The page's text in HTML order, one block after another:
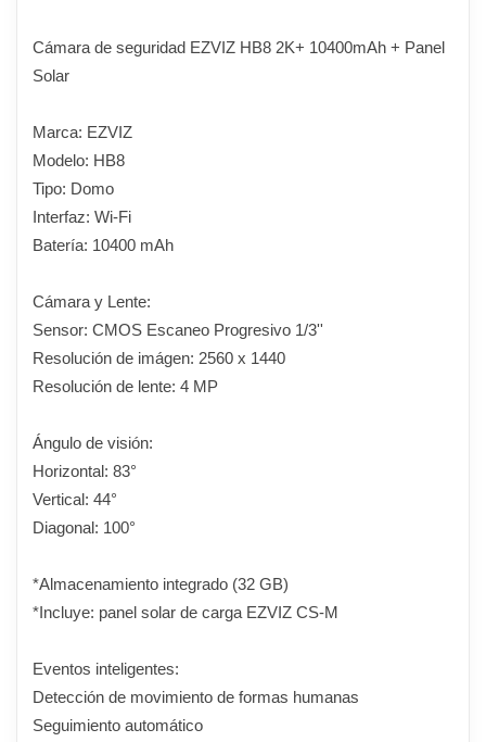
Cámara de seguridad EZVIZ HB8 2K+ 10400mAh + Panel
Solar
Marca: EZVIZ
Modelo: HB8
Tipo: Domo
Interfaz: Wi-Fi
Batería: 10400 mAh
Cámara y Lente:
Sensor: CMOS Escaneo Progresivo 1/3''
Resolución de imágen: 2560 x 1440
Resolución de lente: 4 MP
Ángulo de visión:
Horizontal: 83°
Vertical: 44°
Diagonal: 100°
*Almacenamiento integrado (32 GB)
*Incluye: panel solar de carga EZVIZ CS-M
Eventos inteligentes:
Detección de movimiento de formas humanas
Seguimiento automático